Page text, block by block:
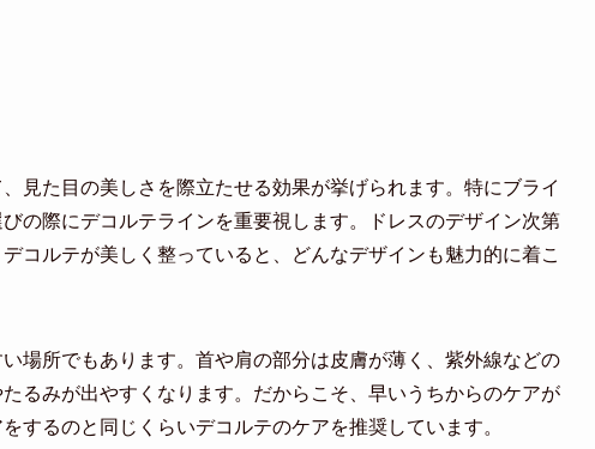
見た目の美しさを際立たせる効果が挙げられます。特にブライ
の際にデコルテラインを重要視します。ドレスのデザイン次第
コルテが美しく整っていると、どんなデザインも魅力的に着こ
場所でもあります。首や肩の部分は皮膚が薄く、紫外線などの
るみが出やすくなります。だからこそ、早いうちからのケアが
するのと同じくらいデコルテのケアを推奨しています。